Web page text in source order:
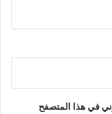
في هذا المتصفح